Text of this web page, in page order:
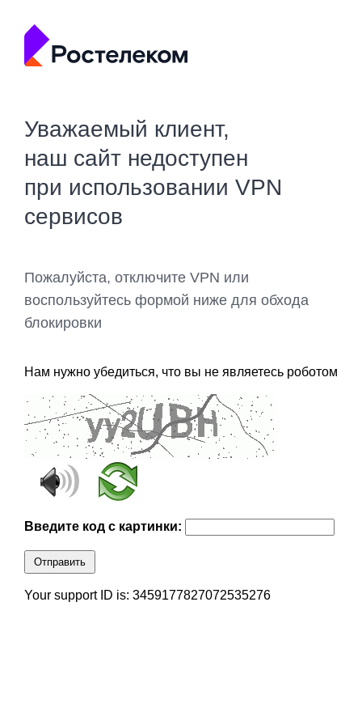
Уважаемый клиент,
наш сайт недоступен
при использовании VPN
сервисов
Пожалуйста, отключите VPN или
воспользуйтесь формой ниже для обхода
блокировки
Нам нужно убедиться, что вы не являетесь роботом
Введите код с картинки:
Отправить
Your support ID is: 3459177827072535276